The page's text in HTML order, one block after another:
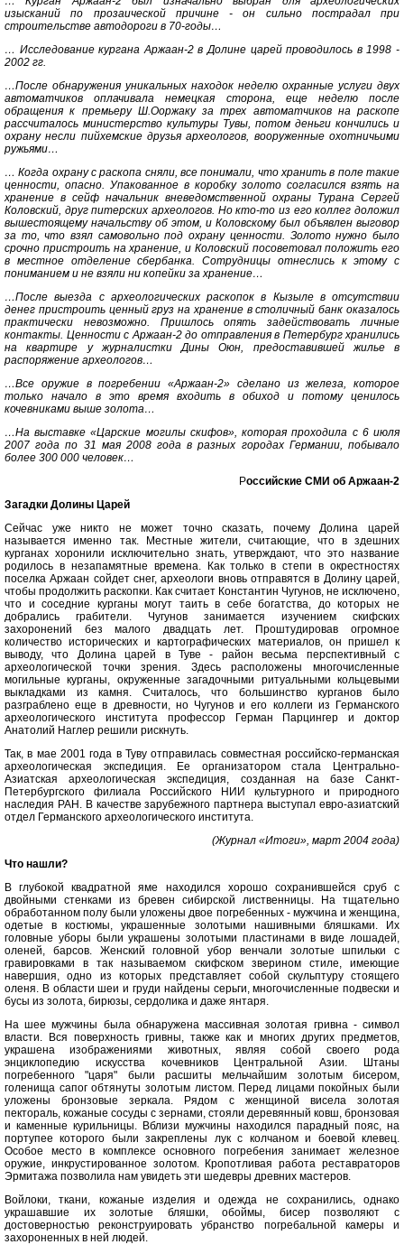
изысканий по прозаической причине - он сильно пострадал при
строительстве автодороги в 70-годы…
… Исследование кургана Аржаан-2 в Долине царей проводилось в 1998 -
2002 гг.
…После обнаружения уникальных находок неделю охранные услуги двух
автоматчиков оплачивала немецкая сторона, еще неделю после
обращения к премьеру Ш.Ооржаку за трех автоматчиков на раскопе
рассчиталось министерство культуры Тувы, потом деньги кончились и
охрану несли пийхемские друзья археологов, вооруженные охотничьими
ружьями…
… Когда охрану с раскопа сняли, все понимали, что хранить в поле такие
ценности, опасно. Упакованное в коробку золото согласился взять на
хранение в сейф начальник вневедомственной охраны Турана Сергей
Коловский, друг питерских археологов. Но кто-то из его коллег доложил
вышестоящему начальству об этом, и Коловскому был объявлен выговор
за то, что взял самовольно под охрану ценности. Золото нужно было
срочно пристроить на хранение, и Коловский посоветовал положить его
в местное отделение сбербанка. Сотрудницы отнеслись к этому с
пониманием и не взяли ни копейки за хранение…
…После выезда с археологических раскопок в Кызыле в отсутствии
денег пристроить ценный груз на хранение в столичный банк оказалось
практически невозможно. Пришлось опять задействовать личные
контакты. Ценности с Аржаан-2 до отправления в Петербург хранились
на квартире у журналистки Дины Оюн, предоставившей жилье в
распоряжение археологов…
…Все оружие в погребении «Аржаан-2» сделано из железа, которое
только начало в это время входить в обиход и потому ценилось
кочевниками выше золота…
…На выставке «Царские могилы скифов», которая проходила с 6 июля
2007 года по 31 мая 2008 года в разных городах Германии, побывало
более 300 000 человек…
Российские СМИ об Аржаан-2
Загадки Долины Царей
Сейчас уже никто не может точно сказать, почему Долина царей
называется именно так. Местные жители, считающие, что в здешних
курганах хоронили исключительно знать, утверждают, что это название
родилось в незапамятные времена. Как только в степи в окрестностях
поселка Аржаан сойдет снег, археологи вновь отправятся в Долину царей,
чтобы продолжить раскопки. Как считает Константин Чугунов, не исключено,
что и соседние курганы могут таить в себе богатства, до которых не
добрались грабители. Чугунов занимается изучением скифских
захоронений без малого двадцать лет. Проштудировав огромное
количество исторических и картографических материалов, он пришел к
выводу, что Долина царей в Туве - район весьма перспективный с
археологической точки зрения. Здесь расположены многочисленные
могильные курганы, окруженные загадочными ритуальными кольцевыми
выкладками из камня. Считалось, что большинство курганов было
разграблено еще в древности, но Чугунов и его коллеги из Германского
археологического института профессор Герман Парцингер и доктор
Анатолий Наглер решили рискнуть.
Так, в мае 2001 года в Туву отправилась совместная российско-германская
археологическая экспедиция. Ее организатором стала Центрально-
Азиатская археологическая экспедиция, созданная на базе Санкт-
Петербургского филиала Российского НИИ культурного и природного
наследия РАН. В качестве зарубежного партнера выступал евро-азиатский
отдел Германского археологического института.
(Журнал «Итоги», март 2004 года)
Что нашли?
В глубокой квадратной яме находился хорошо сохранившейся сруб с
двойными стенками из бревен сибирской лиственницы. На тщательно
обработанном полу были уложены двое погребенных - мужчина и женщина,
одетые в костюмы, украшенные золотыми нашивными бляшками. Их
головные уборы были украшены золотыми пластинами в виде лошадей,
оленей, барсов. Женский головной убор венчали золотые шпильки с
гравировками в так называемом скифском зверином стиле, имеющие
навершия, одно из которых представляет собой скульптуру стоящего
оленя. В области шеи и груди найдены серьги, многочисленные подвески и
бусы из золота, бирюзы, сердолика и даже янтаря.
На шее мужчины была обнаружена массивная золотая гривна - символ
власти. Вся поверхность гривны, также как и многих других предметов,
украшена изображениями животных, являя собой своего рода
энциклопедию искусства кочевников Центральной Азии. Штаны
погребенного "царя" были расшиты мельчайшим золотым бисером,
голенища сапог обтянуты золотым листом. Перед лицами покойных были
уложены бронзовые зеркала. Рядом с женщиной висела золотая
пектораль, кожаные сосуды с зернами, стояли деревянный ковш, бронзовая
и каменные курильницы. Вблизи мужчины находился парадный пояс, на
портупее которого были закреплены лук с колчаном и боевой клевец.
Особое место в комплексе основного погребения занимает железное
оружие, инкрустированное золотом. Кропотливая работа реставраторов
Эрмитажа позволила нам увидеть эти шедевры древних мастеров.
Войлоки, ткани, кожаные изделия и одежда не сохранились, однако
украшавшие их золотые бляшки, обоймы, бисер позволяют с
достоверностью реконструировать убранство погребальной камеры и
захороненных в ней людей.